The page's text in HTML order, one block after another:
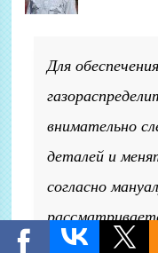
Для
внимательно
деталей и
согласно
Ларгусе 16